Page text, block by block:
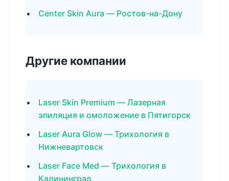
Center Skin Aura — Ростов-на-Дону
Другие компании
Laser Skin Premium — Лазерная
эпиляция и омоложение в Пятигорск
Laser Aura Glow — Трихология в
Нижневартовск
Laser Face Med — Трихология в
Калининград